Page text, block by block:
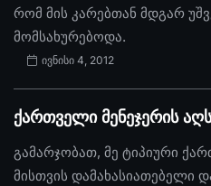
რომ მის კარებთან მდგარ
მომსახურებოდა.
ივნისი 4, 2012
ქართველი მენეჯერის
გამარჯობათ, მე ტიპიური
მისთვის დამახასიათებელი